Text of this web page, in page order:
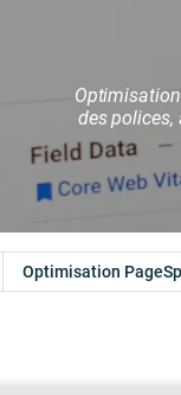
des polices,
Optimisation